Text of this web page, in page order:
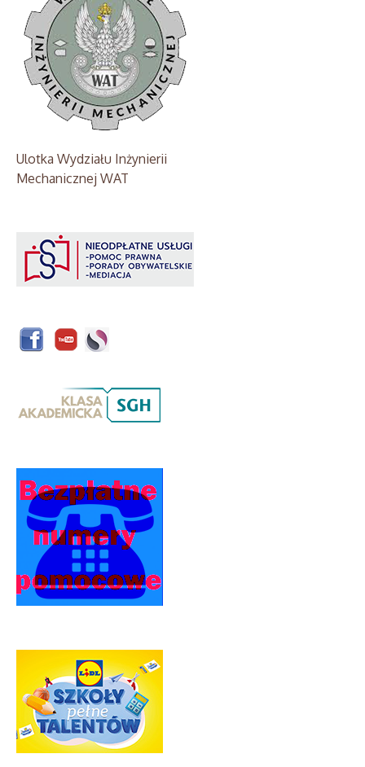
Ulotka Wydziału Inżynierii
Mechanicznej WAT